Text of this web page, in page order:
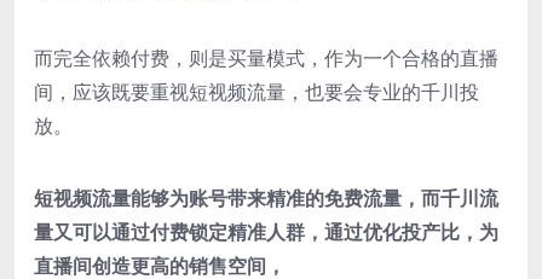
而完全依赖付费，则是买量模式，作为一个合格的直播
间，应该既要重视短视频流量，也要会专业的千川投
放。
短视频流量能够为账号带来精准的免费流量，而千川流
量又可以通过付费锁定精准人群，通过优化投产比，为
直播间创造更高的销售空间，